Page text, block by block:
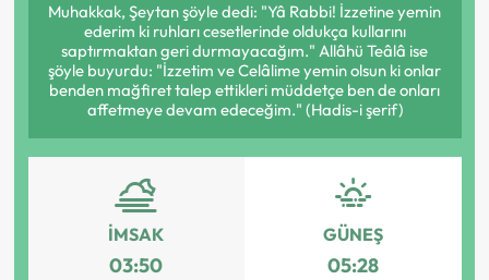
Muhakkak, Şeytan şöyle dedi: "Yâ Rabbi! İzzetine yemin
ederim ki ruhları cesetlerinde oldukça kullarını
saptırmaktan geri durmayacağım." Allâhü Teâlâ ise
şöyle buyurdu: "İzzetim ve Celâlime yemin olsun ki onlar
benden mağfiret talep ettikleri müddetçe ben de onları
affetmeye devam edeceğim." (Hadis-i şerif)
İMSAK
03:50
GÜNEŞ
05:28